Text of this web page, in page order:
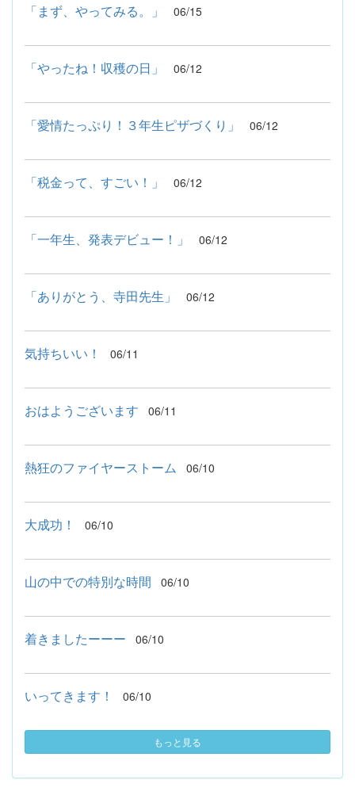
「まず、やってみる。」 06/15
「やったね！収穫の日」 06/12
「愛情たっぷり！３年生ピザづくり」 06/12
「税金って、すごい！」 06/12
「一年生、発表デビュー！」 06/12
「ありがとう、寺田先生」 06/12
気持ちいい！ 06/11
おはようございます 06/11
熱狂のファイヤーストーム 06/10
大成功！ 06/10
山の中での特別な時間 06/10
着きましたーーー 06/10
いってきます！ 06/10
もっと見る